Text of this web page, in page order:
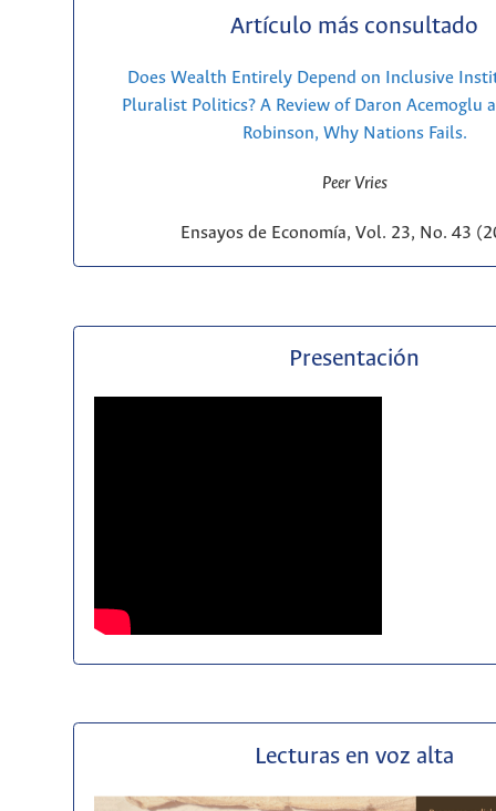
Artículo más consultado
Does Wealth Entirely Depend on Inclusive
Pluralist Politics? A Review of Daron Acemoglu
Robinson, Why Nations Fails.
Peer Vries
Ensayos de Economía, Vol. 23, No. 43
Presentación
Lecturas en voz alta